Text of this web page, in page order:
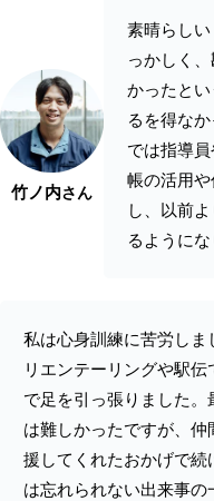
竹ノ内さん
素晴らし
っかしく
かったと
るを得な
では指導
帳の活用
し、以前
るようにな
私は心身訓練に苦労しま
リエンテーリングや駅伝
で足を引っ張りました。
は難しかったですが、仲
援してくれたおかげで続
は忘れられない出来事の